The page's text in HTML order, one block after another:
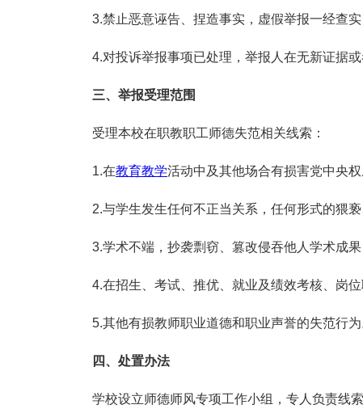
3.禁止恶意诬告、捏造事实，虚假举报一经查实
4.对投诉举报事项已处理，举报人在无新证据
三、举报受理范围
受理本校在职教职工师德失范相关线索：
1.在教育教学活动中及其他场合有损害党中央
2.与学生发生任何不正当关系，任何形式的猥亵
3.学术不端，抄袭剽窃、篡改侵吞他人学术成
4.在招生、考试、推优、就业及绩效考核、岗
5.其他有损教师职业道德和职业声誉的失范行为
四、处置办法
学校设立师德师风专项工作小组，专人负责线